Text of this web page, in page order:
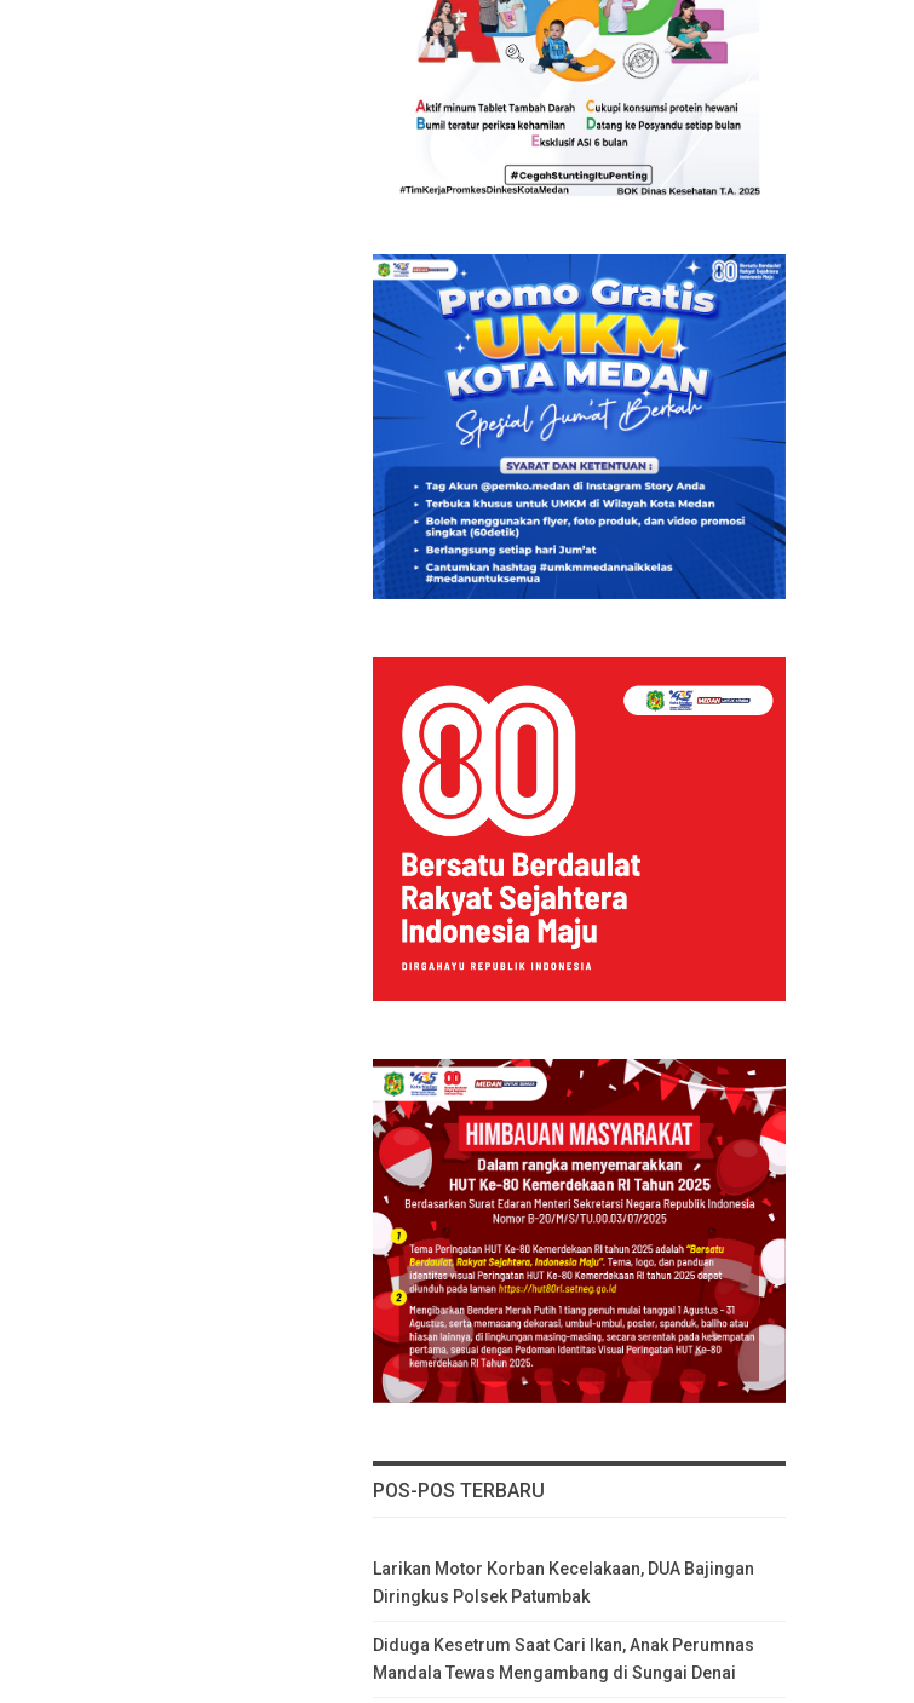
POS-POS TERBARU
Larikan Motor Korban Kecelakaan, DUA Bajingan
Diringkus Polsek Patumbak
Diduga Kesetrum Saat Cari Ikan, Anak Perumnas
Mandala Tewas Mengambang di Sungai Denai